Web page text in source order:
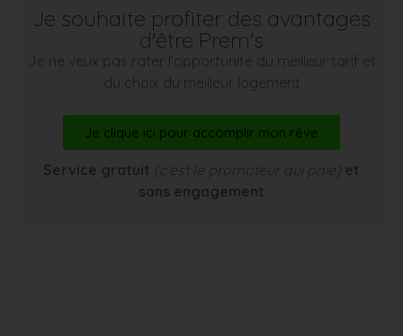
Je souhaite profiter des avantages
d'être Prem's
Je ne veux pas rater l’opportunité du meilleur tarif et
du choix du meilleur logement
Je clique ici pour accomplir mon rêve
Service gratuit (c’est le promoteur qui paie) et
sans engagement